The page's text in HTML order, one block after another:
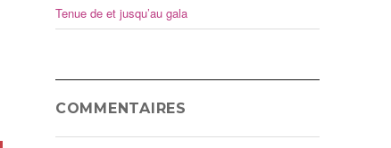
Tenue de et jusqu’au gala
COMMENTAIRES